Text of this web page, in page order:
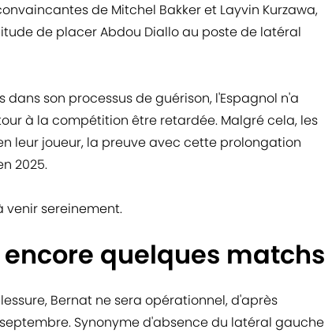
de Mitchel Bakker et Layvin Kurzawa,
de placer Abdou Diallo au poste de latéral
son processus de guérison, l'Espagnol n'a
à la compétition être retardée. Malgré cela, les
leur joueur, la preuve avec cette prolongation
2025.
venir sereinement.
quelques matchs
Bernat ne sera opérationnel, d'après
Synonyme d'absence du latéral gauche